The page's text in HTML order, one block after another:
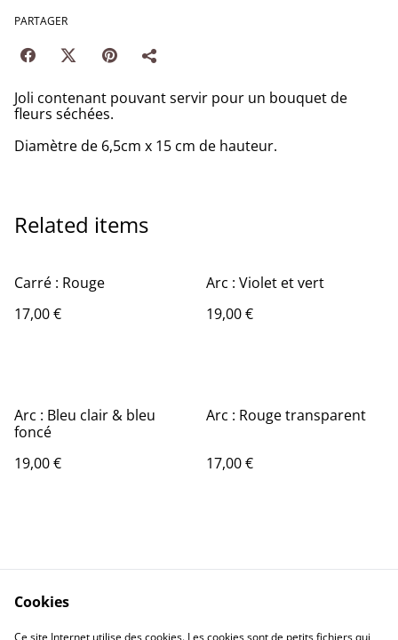
PARTAGER
Joli contenant pouvant servir pour un bouquet de
fleurs séchées.
Diamètre de 6,5cm x 15 cm de hauteur.
Related items
Carré : Rouge
17,00 €
Arc : Violet et vert
19,00 €
Arc : Bleu clair & bleu
foncé
19,00 €
Arc : Rouge transparent
17,00 €
Contact Us
Legal Terms
Cookies
Ce site Internet utilise des cookies. Les cookies sont de petits fichiers qui